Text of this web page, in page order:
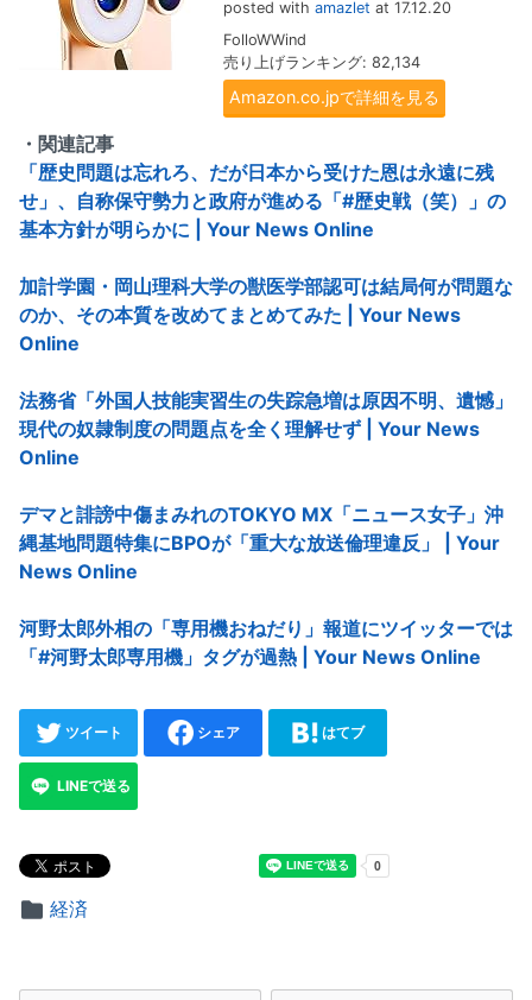
posted with amazlet at 17.12.20
FolloWWind
売り上げランキング: 82,134
Amazon.co.jpで詳細を見る
・関連記事
「歴史問題は忘れろ、だが日本から受けた恩は永遠に残
せ」、自称保守勢力と政府が進める「#歴史戦（笑）」の
基本方針が明らかに | Your News Online
加計学園・岡山理科大学の獣医学部認可は結局何が問題な
のか、その本質を改めてまとめてみた | Your News
Online
法務省「外国人技能実習生の失踪急増は原因不明、遺憾」
現代の奴隷制度の問題点を全く理解せず | Your News
Online
デマと誹謗中傷まみれのTOKYO MX「ニュース女子」沖
縄基地問題特集にBPOが「重大な放送倫理違反」 | Your
News Online
河野太郎外相の「専用機おねだり」報道にツイッターでは
「#河野太郎専用機」タグが過熱 | Your News Online
ツイート シェア はてブ
LINEで送る
経済